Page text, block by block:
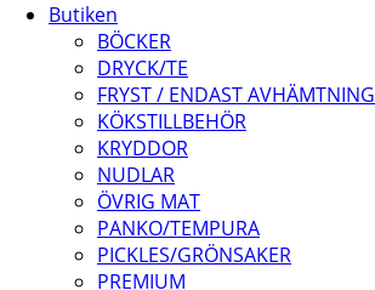
Butiken
BÖCKER
DRYCK/TE
FRYST / ENDAST AVHÄMTNING
KÖKSTILLBEHÖR
KRYDDOR
NUDLAR
ÖVRIG MAT
PANKO/TEMPURA
PICKLES/GRÖNSAKER
PREMIUM